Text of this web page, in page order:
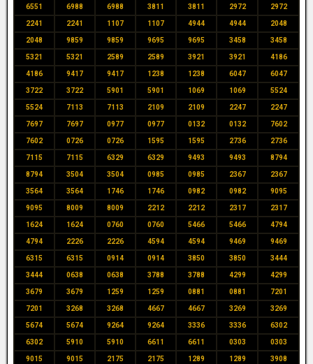
6551 6988 6988 3811 3811 2972 2972
2241 2241 1107 1107 4944 4944 2048
2048 9859 9859 9695 9695 3458 3458
5321 5321 2589 2589 3921 3921 4186
4186 9417 9417 1238 1238 6047 6047
3722 3722 5901 5901 1069 1069 5524
5524 7113 7113 2109 2109 2247 2247
7697 7697 0977 0977 0132 0132 7602
7602 0726 0726 1595 1595 2736 2736
7115 7115 6329 6329 9493 9493 8794
8794 3504 3504 0985 0985 2367 2367
3564 3564 1746 1746 0982 0982 9095
9095 8009 8009 2212 2212 2317 2317
1624 1624 0760 0760 5466 5466 4794
4794 2226 2226 4594 4594 9469 9469
6315 6315 0914 0914 3850 3850 3444
3444 0638 0638 3788 3788 4299 4299
3679 3679 1259 1259 0881 0881 7201
7201 3268 3268 4667 4667 3269 3269
5674 5674 9264 9264 3336 3336 6302
6302 5910 5910 6611 6611 0303 0303
9015 9015 2175 2175 1289 1289 3908